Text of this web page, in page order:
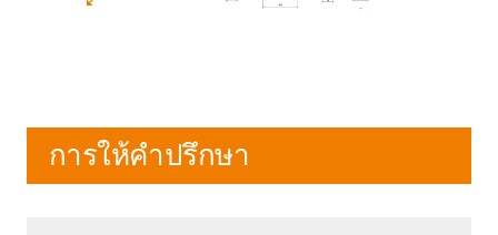
การให้คำปรึกษา